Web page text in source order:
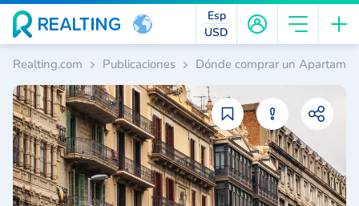
Esp
USD
Realting.com Publicaciones Dónde comprar un